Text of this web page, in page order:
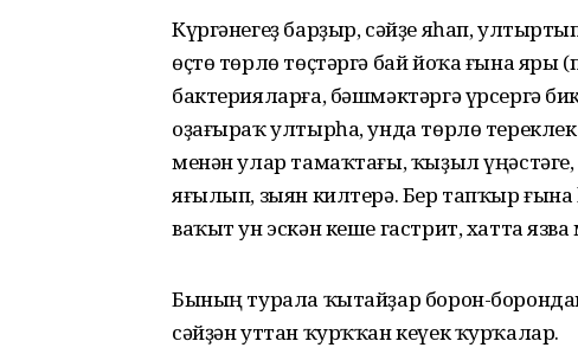
Күргәнегеҙ барҙыр, сәйҙе яһап,
өҫтө төрлө төҫтәргә бай йоҡа ғына
бактерияларға, бәшмәктәргә үрсергә
оҙағыраҡ ултырһа, унда төрлө
менән улар тамаҡтағы, ҡыҙыл
яғылып, зыян килтерә. Бер тапҡыр
ваҡыт ун эскән кеше гастрит, хатта
Бының турала ҡытайҙар борон-
сәйҙән уттан ҡурҡҡан кеүек ҡурҡалар.